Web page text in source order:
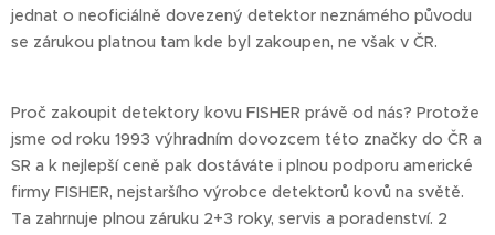
jednat o neoficiálně dovezený detektor neznámého původu
se zárukou platnou tam kde byl zakoupen, ne však v ČR.
Proč zakoupit detektory kovu FISHER právě od nás? Protože
jsme od roku 1993 výhradním dovozcem této značky do ČR a
SR a k nejlepší ceně pak dostáváte i plnou podporu americké
firmy FISHER, nejstaršího výrobce detektorů kovů na světě.
Ta zahrnuje plnou záruku 2+3 roky, servis a poradenství. 2